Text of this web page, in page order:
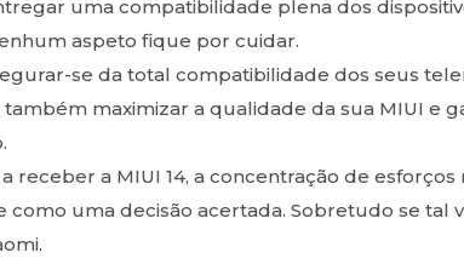
uma compatibilidade plena dos
aspeto fique por cuidar.
se da total compatibilidade dos seus
maximizar a qualidade da sua MIUI e
receber a MIUI 14, a concentração de esforços
como uma decisão acertada. Sobretudo se tal